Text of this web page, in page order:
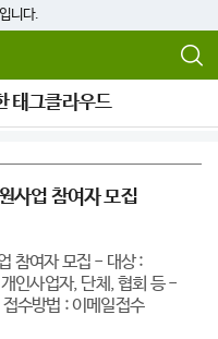
니다.
태그클라우드
사업 참여자 모집
참여자 모집 - 대상 :
인사업자, 단체, 협회 등 -
수방법 : 이메일접수